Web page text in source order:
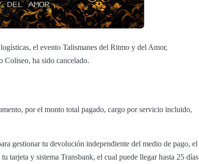
el evento Talismanes del Ritmo y del Amor,
Coliseo, ha sido cancelado.
por el monto total pagado, cargo por servicio incluido,
gestionar tu devolución independiente del medio de pago, el
tarjeta y sistema Transbank, el cual puede llegar hasta 25 días